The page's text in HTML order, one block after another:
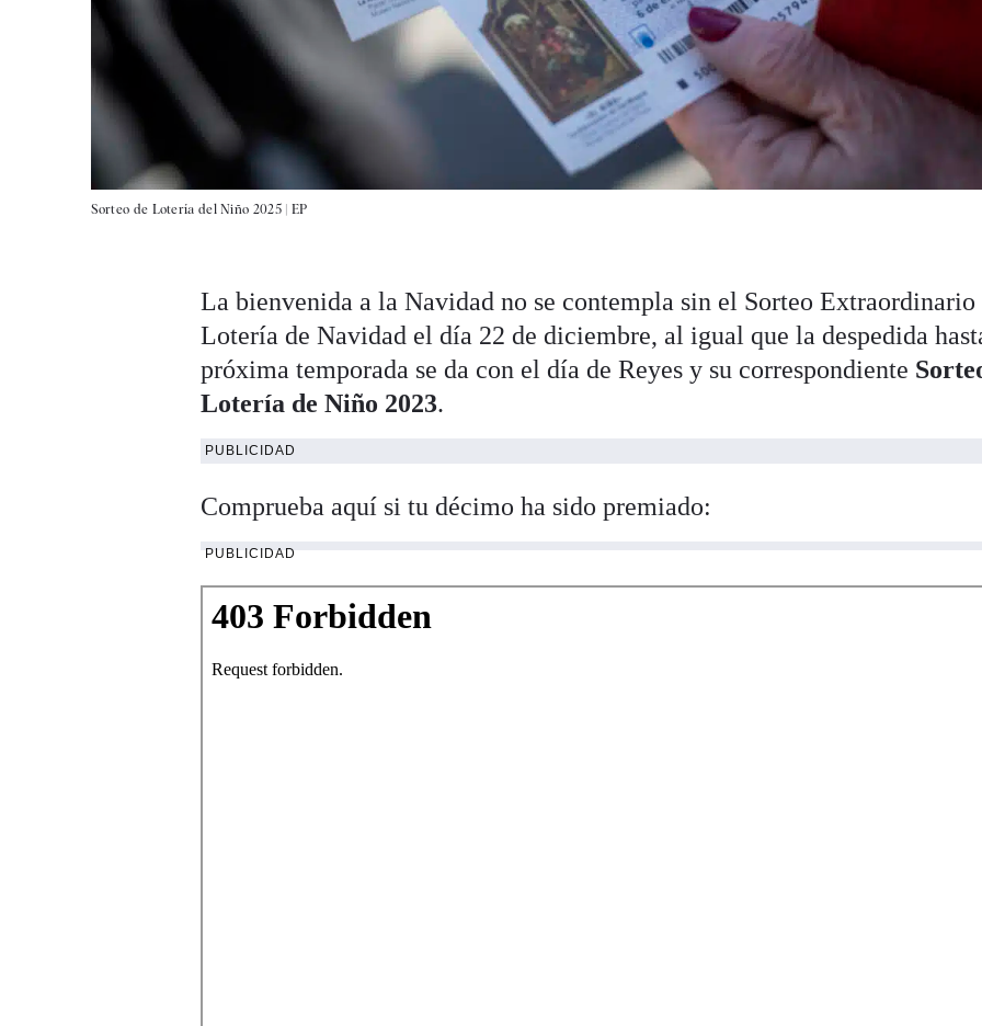
Sorteo de Lotería del Niño 2025 | EP
La bienvenida a la Navidad no se contempla sin el Sorteo Extraordinario
Lotería de Navidad el día 22 de diciembre, al igual que la despedida
próxima temporada se da con el día de Reyes y su correspondiente
Lotería de Niño 2023.
PUBLICIDAD
Comprueba aquí si tu décimo ha sido premiado:
PUBLICIDAD